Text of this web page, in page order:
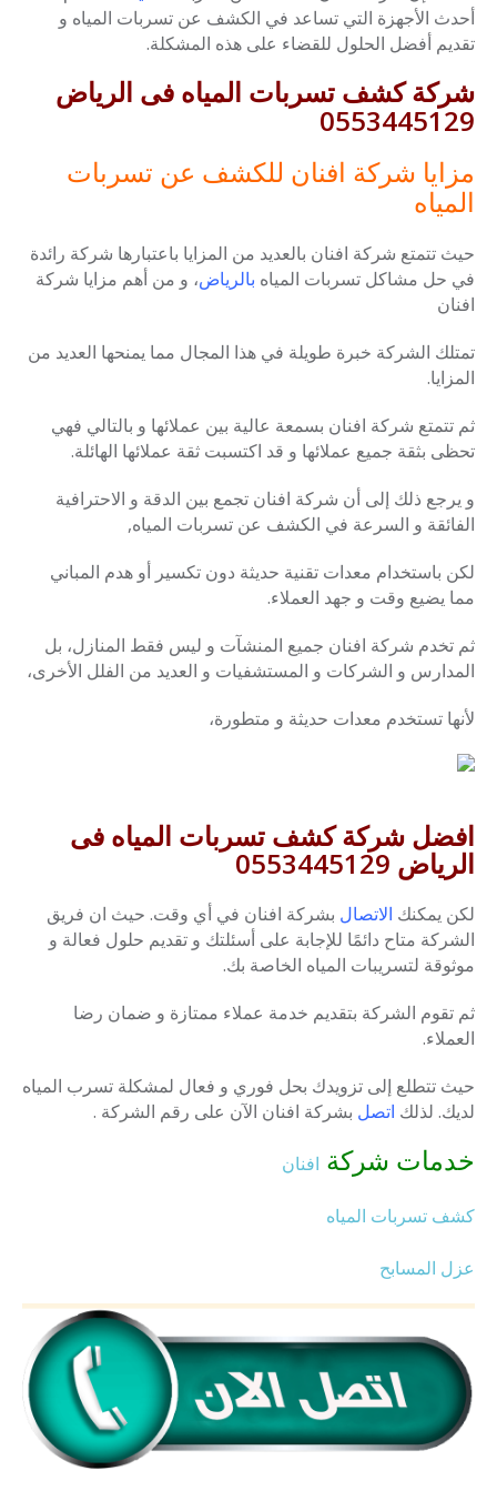
أحدث الأجهزة التي تساعد في الكشف عن تسربات المياه و
تقديم أفضل الحلول للقضاء على هذه المشكلة.
شركة كشف تسربات المياه فى الرياض
0553445129
مزايا شركة افنان للكشف عن تسربات
المياه
حيث تتمتع شركة افنان بالعديد من المزايا باعتبارها شركة رائدة
في حل مشاكل تسربات المياه بالرياض، و من أهم مزايا شركة
افنان
تمتلك الشركة خبرة طويلة في هذا المجال مما يمنحها العديد من
المزايا.
ثم تتمتع شركة افنان بسمعة عالية بين عملائها و بالتالي فهي
تحظى بثقة جميع عملائها و قد اكتسبت ثقة عملائها الهائلة.
و يرجع ذلك إلى أن شركة افنان تجمع بين الدقة و الاحترافية
الفائقة و السرعة في الكشف عن تسربات المياه,
لكن باستخدام معدات تقنية حديثة دون تكسير أو هدم المباني
مما يضيع وقت و جهد العملاء.
ثم تخدم شركة افنان جميع المنشآت و ليس فقط المنازل، بل
المدارس و الشركات و المستشفيات و العديد من الفلل الأخرى،
لأنها تستخدم معدات حديثة و متطورة،
افضل شركة كشف تسربات المياه فى
الرياض 0553445129
لكن يمكنك الاتصال بشركة افنان في أي وقت. حيث ان فريق
الشركة متاح دائمًا للإجابة على أسئلتك و تقديم حلول فعالة و
موثوقة لتسريبات المياه الخاصة بك.
ثم تقوم الشركة بتقديم خدمة عملاء ممتازة و ضمان رضا
العملاء.
حيث تتطلع إلى تزويدك بحل فوري و فعال لمشكلة تسرب المياه
لديك. لذلك اتصل بشركة افنان الآن على رقم الشركة .
خدمات شركة افنان
كشف تسربات المياه
عزل المسابح